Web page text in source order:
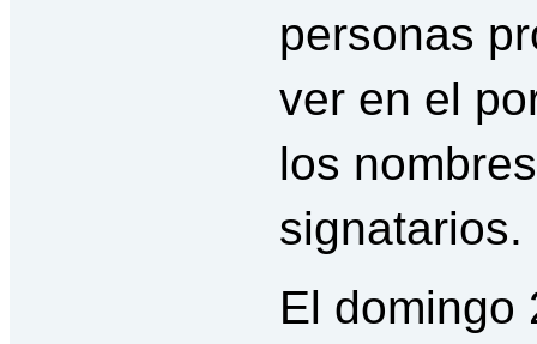
personas
ver en el
los
signatarios.
El domingo